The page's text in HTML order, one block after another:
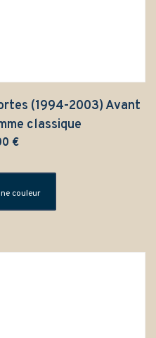
(1994-2003) Avant
classique
€
couleur